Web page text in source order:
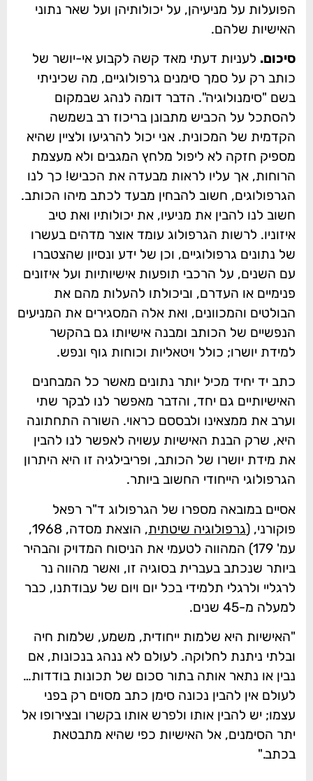
הפועלות על מניעיהן, על יכולותיהן ועל שאר נתוני
האישיות שלהם.
סיכום. לעניות דעתי מאד קשה לקבוע אי-יושר של
כותב רק על סמך סימנים גרפולוגיים, מה שכיניתי
בשם "סימנולוגיה". הדבר דומה לנהג שבמקום
להסתכל על הכביש מתבונן בריכוז רב בשמשה
הקדמית של המכונית. אני יכול להרגיעו ולציין שהיא
מספיק חזקה לא ליפול מלחץ המגבים ולא מעצמת
הרוחות, אך עליו לראות מבעדה את הכביש! כך לנו
הגרפולוגים, חשוב להבחין מבעד לכתב מיהו הכותב.
חשוב לנו להבין את מניעיו, את יכולותיו ואת טיב
איזוניו. לרשות הגרפולוג עומד אוצר מדהים בעשרו
של נתונים גרפולוגיים, וכן של ידע ונסיון שהצטברו
עם השנים, על הרכבי תופעות אישיותיות ועל איזונים
פנימיים או העדרם, וביכולתו להעלות מהם את
הבולטים והמכוונים, ואת אלה המסגירים את המניעים
הנפשיים של הכותב ומבנה אישיותו גם בהקשר
למידת יושרו; כולל ויטאליות וכוחות גוף ונפש.
כתב יד יחיד מכיל יותר נתונים מאשר כל המבחנים
האישיותיים גם יחד, והדבר מאפשר לנו לבקר שתי
וערב את ממצאינו ולבססם כראוי. השורה התחתונה
היא, שרק הבנת האישיות עשויה לאפשר לנו להבין
את מידת יושרו של הכותב, ופריבילגיה זו היא היתרון
הגרפולוגי הייחודי החשוב ביותר.
אסיים במובאה מספרו של הגרפולוג ד"ר רפאל
פוקורני, (גרפולוגיה שיטתית
, הוצאת מסדה, 1968,
עמ' 179) המהווה לטעמי את הניסוח המדויק והבהיר
ביותר שנכתב בעברית בסוגיה זו, ואשר מהווה נר
לרגליי ולרגלי תלמידי בכל יום ויום של עבודתנו, כבר
למעלה מ-45 שנים.
"האישיות היא שלמות ייחודית, משמע, שלמות חיה
ובלתי ניתנת לחלוקה. לעולם לא ננהג בנכונות, אם
נבין או נתאר אותה בתור סכום של תכונות בודדות…
לעולם אין להבין נכונה סימן כתב מסוים רק בפני
עצמו; יש להבין אותו ולפרש אותו בקשרו ובצירופו אל
יתר הסימנים, אל האישיות כפי שהיא מתבטאת
בכתב."